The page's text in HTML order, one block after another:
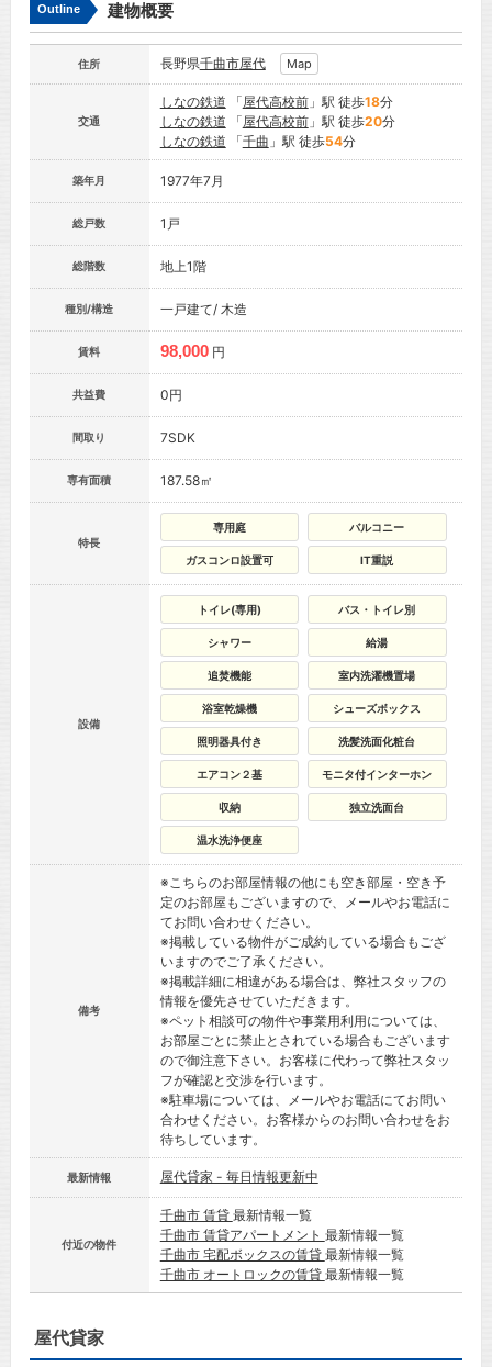
Outline 建物概要
住所 長野県千曲市屋代 Map
交通
しなの鉄道 「屋代高校前」駅 徒歩18分
しなの鉄道 「屋代高校前」駅 徒歩20分
しなの鉄道 「千曲 」駅 徒歩54分
築年月 1977年7月
総戸数 1戸
総階数 地上1階
種別/構造 一戸建て/ 木造
賃料 98,000 円
共益費 0円
間取り 7SDK
専有面積 187.58㎡
特長
専用庭 バルコニー
ガスコンロ設置可 IT重説
設備
トイレ(専用) バス・トイレ別
シャワー 給湯
追焚機能 室内洗濯機置場
浴室乾燥機 シューズボックス
照明器具付き 洗髪洗面化粧台
エアコン２基 モニタ付インターホン
収納 独立洗面台
温水洗浄便座
備考
※こちらのお部屋情報の他にも空き部屋・空き予
定のお部屋もございますので、メールやお電話に
てお問い合わせください。
※掲載している物件がご成約している場合もござ
いますのでご了承ください。
※掲載詳細に相違がある場合は、弊社スタッフの
情報を優先させていただきます。
※ペット相談可の物件や事業用利用については、
お部屋ごとに禁止とされている場合もございます
ので御注意下さい。お客様に代わって弊社スタッ
フが確認と交渉を行います。
※駐車場については、メールやお電話にてお問い
合わせください。お客様からのお問い合わせをお
待ちしています。
最新情報 屋代貸家 - 毎日情報更新中
付近の物件
千曲市 賃貸 最新情報一覧
千曲市 賃貸アパートメント 最新情報一覧
千曲市 宅配ボックスの賃貸 最新情報一覧
千曲市 オートロックの賃貸 最新情報一覧
屋代貸家